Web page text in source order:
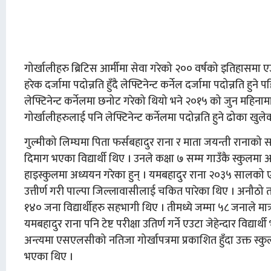
गोर्खालीहरु ब्रिटिस आर्मीमा सेवा गरेको २०० वर्षको इतिहासमा
हरेक दर्जामा पदोन्नति हुँदै लेफ्टिनेन्ट कर्नेल दर्जामा पदोन्नति हुने
लेफ्टिनेन्ट कर्नेलमा छनोट गरेको थियो भने २०१५ को जुन
गोर्खालीहरुलाई पनि लेफ्टिनेन्ट कर्नेलमा पदोन्नति हुने ढोका
गुल्मीको लिम्घमा पिता फर्सबहादुर राना र माता जयन्ती
दिमाग भएका विद्यार्थी थिए । उनले कक्षा ७ सम्म गाउँकै
हाइस्कुलमा अध्ययन गरेका हुन् । यमबहादुर राना २०३५ सालको
उत्तीर्ण गरी पाल्पा जिल्लावासीलाई चकित पारेका थिए ।
१४० जना विद्यार्थीहरु सहभागी थिए । तीमध्ये जम्मा ५८ जनाले
यमबहादुर राना पनि टेष्ट परीक्षा उतिर्ण गर्ने एउटा जेहेन्दार
अन्त्यमा एसएलसीको नतिजा गोर्खापत्रमा प्रकाशित हुँदा उक्त
भएका थिए ।